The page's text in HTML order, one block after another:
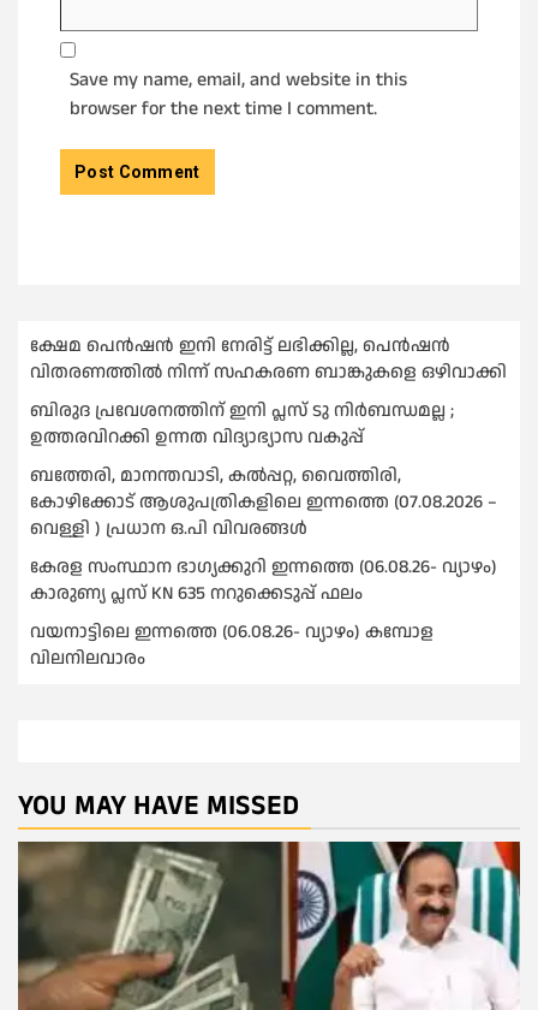
Save my name, email, and website in this
browser for the next time I comment.
ക്ഷേമ പെൻഷൻ ഇനി നേരിട്ട് ലഭിക്കില്ല, പെൻഷൻ
വിതരണത്തില്‍ നിന്ന് സഹകരണ ബാങ്കുകളെ ഒഴിവാക്കി
ബിരുദ പ്രവേശനത്തിന് ഇനി പ്ലസ് ടു നിര്‍ബന്ധമല്ല ;
ഉത്തരവിറക്കി ഉന്നത വിദ്യാഭ്യാസ വകുപ്പ്
ബത്തേരി, മാനന്തവാടി, കൽപ്പറ്റ, വൈത്തിരി,
കോഴിക്കോട് ആശുപത്രികളിലെ ഇന്നത്തെ (07.08.2026 –
വെള്ളി ) പ്രധാന ഒ.പി വിവരങ്ങൾ
കേരള സംസ്ഥാന ഭാഗ്യക്കുറി ഇന്നത്തെ (06.08.26- വ്യാഴം)
കാരുണ്യ പ്ലസ് KN 635 നറുക്കെടുപ്പ് ഫലം
വയനാട്ടിലെ ഇന്നത്തെ (06.08.26- വ്യാഴം) കമ്പോള
വിലനിലവാരം
YOU MAY HAVE MISSED